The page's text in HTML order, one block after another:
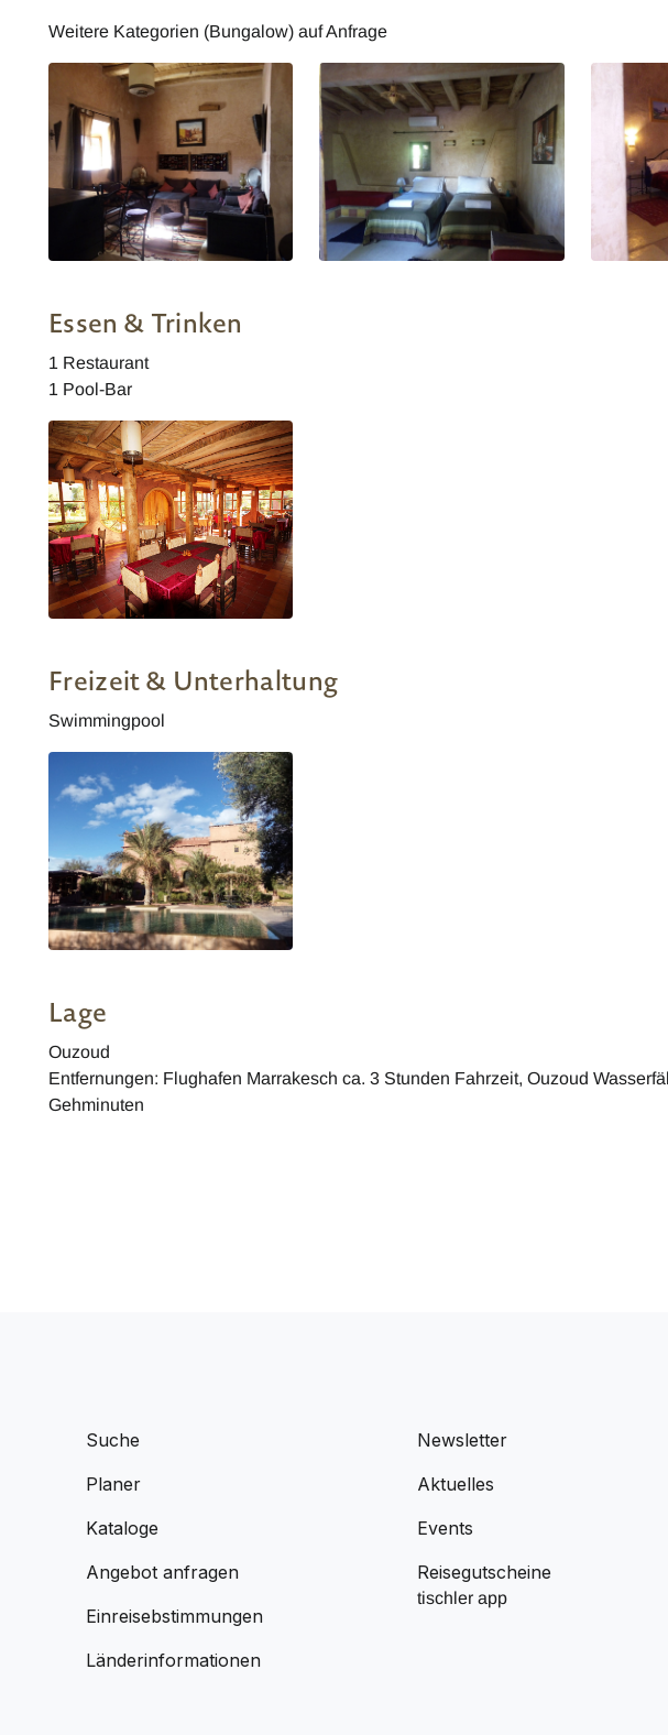
Weitere Kategorien (Bungalow) auf Anfrage
Essen & Trinken
1 Restaurant
1 Pool-Bar
Freizeit & Unterhaltung
Swimmingpool
Lage
Ouzoud
Entfernungen: Flughafen Marrakesch ca. 3 Stunden Fahrzeit, Ouzoud
Gehminuten
Suche
Planer
Kataloge
Angebot anfragen
Einreisebstimmungen
Länderinformationen
Newsletter
Aktuelles
Events
Reisegutscheine
tischler app